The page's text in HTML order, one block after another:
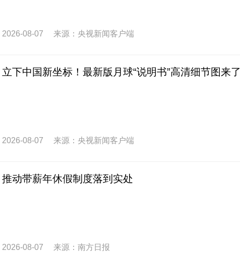
2026-08-07 来源：央视新闻客户端
立下中国新坐标！最新版月球“说明书”高清细节图来了
2026-08-07 来源：央视新闻客户端
推动带薪年休假制度落到实处
2026-08-07 来源：南方日报